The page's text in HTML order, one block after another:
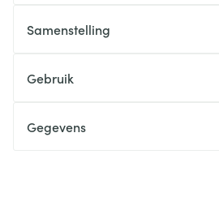
Samenstelling
Gebruik
Gegevens